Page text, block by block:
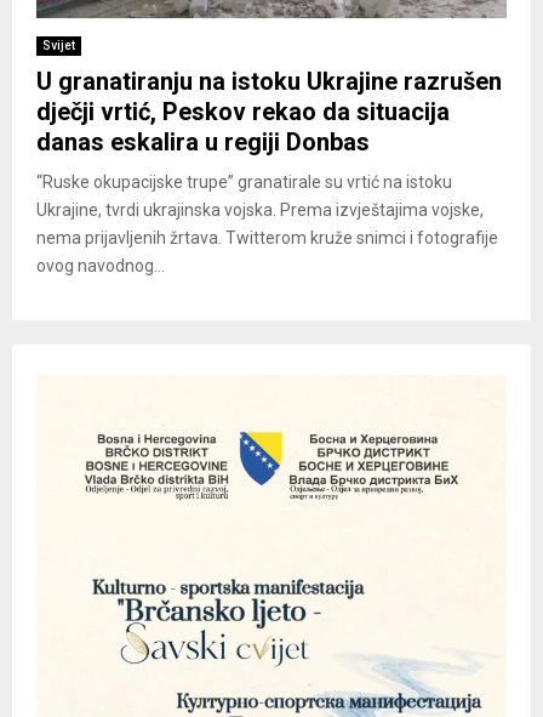
Svijet
U granatiranju na istoku Ukrajine razrušen
dječji vrtić, Peskov rekao da situacija
danas eskalira u regiji Donbas
“Ruske okupacijske trupe” granatirale su vrtić na istoku
Ukrajine, tvrdi ukrajinska vojska. Prema izvještajima vojske,
nema prijavljenih žrtava. Twitterom kruže snimci i fotografije
ovog navodnog...